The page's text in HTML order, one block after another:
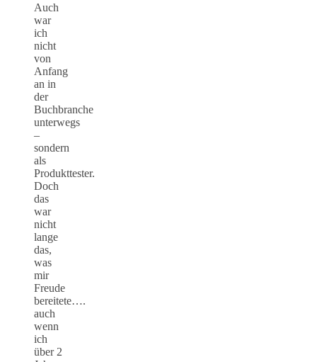
Auch
war
ich
nicht
von
Anfang
an in
der
Buchbranche
unterwegs
–
sondern
als
Produkttester.
Doch
das
war
nicht
lange
das,
was
mir
Freude
bereitete….
auch
wenn
ich
über 2